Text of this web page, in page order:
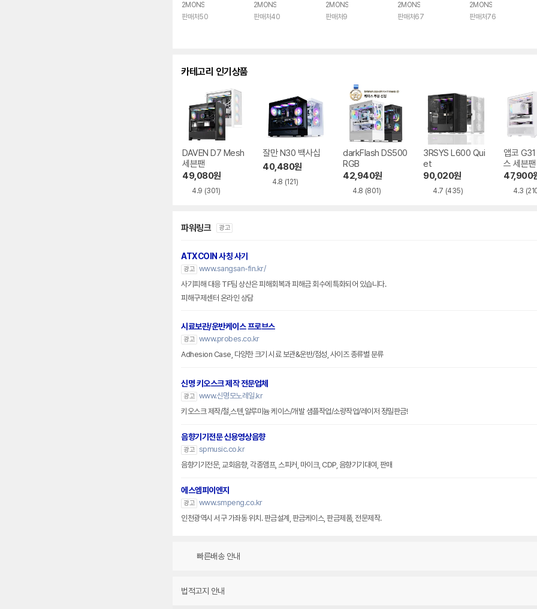
2MONS
판매처50
2MONS
판매처40
2MONS
판매처9
2MONS
판매처67
2MONS
판매처76
카테고리 인기상품
DAVEN D7 Mesh
세븐팬
49,080원
4.9 (301)
잘만 N30 백사십
40,480원
4.8 (121)
darkFlash DS500
RGB
42,940원
4.8 (801)
3RSYS L600 Qui
et
90,020원
4.7 (435)
앱코
스 세븐팬
47,900
4.3
파워링크 광고
ATXCOIN 사칭 사기
광고 www.sangsan-fin.kr/
사기피해 대응 TF팀 상산은 피해회복과 피해금 회수에 특화되어 있습니다.
피해구제센터 온라인 상담
시료보관/운반케이스 프로브스
광고 www.probes.co.kr
Adhesion Case, 다양한 크기 시료 보관&운반/점성, 사이즈 종류별 분류
신명 키오스크 제작 전문업체
광고 www.신명모노레일.kr
키오스크 제작/철,스텐,알루미늄 케이스/개발 샘플작업/소량작업/레이저 정밀판금!
음향기기전문 신용영상음향
광고 spmusic.co.kr
음향기기전문, 교회음향, 각종앰프, 스피커, 마이크, CDP, 음향기기대여, 판매
에스엠피이엔지
광고 www.smpeng.co.kr
인천광역시 서구 가좌동 위치. 판금설계, 판금케이스, 판금제품, 전문제작.
빠른배송 안내
법적고지 안내